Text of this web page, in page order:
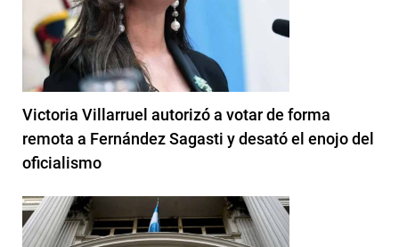
Victoria Villarruel autorizó a votar de forma
remota a Fernández Sagasti y desató el enojo del
oficialismo